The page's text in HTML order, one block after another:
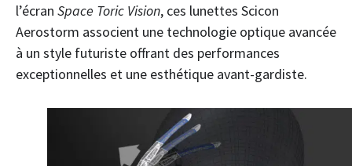
l’écran Space Toric Vision, ces lunettes Scicon
Aerostorm associent une technologie optique avancée
à un style futuriste offrant des performances
exceptionnelles et une esthétique avant-gardiste.